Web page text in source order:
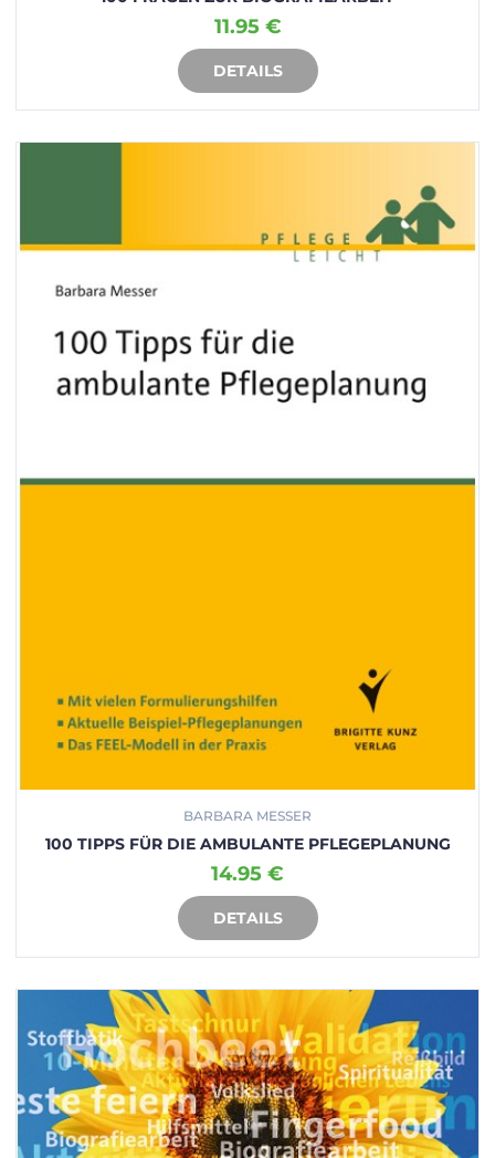
11.95 €
DETAILS
IN DEN WARENKORB
BARBARA MESSER
100 TIPPS FÜR DIE AMBULANTE PFLEGEPLANUNG
14.95 €
DETAILS
IN DEN WARENKORB